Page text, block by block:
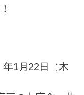
月22日（木